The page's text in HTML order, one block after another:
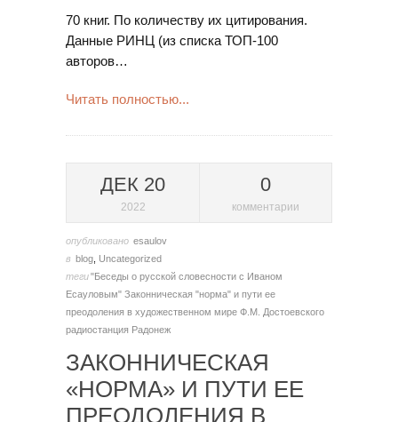
70 книг. По количеству их цитирования.
Данные РИНЦ (из списка ТОП-100
авторов…
Читать полностью...
ДЕК 20
2022
0
комментарии
опубликовано esaulov
в blog Uncategorized
теги"Беседы о русской словесности с Иваном
Есауловым" Законническая "норма" и пути ее
преодоления в художественном мире Ф.М. Достоевского
радиостанция Радонеж
ЗАКОННИЧЕСКАЯ
«НОРМА» И ПУТИ ЕЕ
ПРЕОДОЛЕНИЯ В